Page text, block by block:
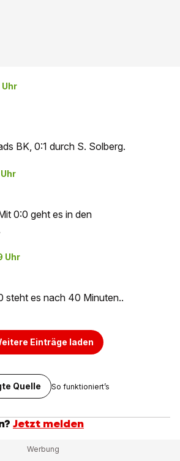
Uhr
BK, 0:1 durch S. Solberg.
0:0 geht es in den
Uhr
steht es nach 40 Minuten..
Einträge laden
Quelle So funktioniert’s
Jetzt melden